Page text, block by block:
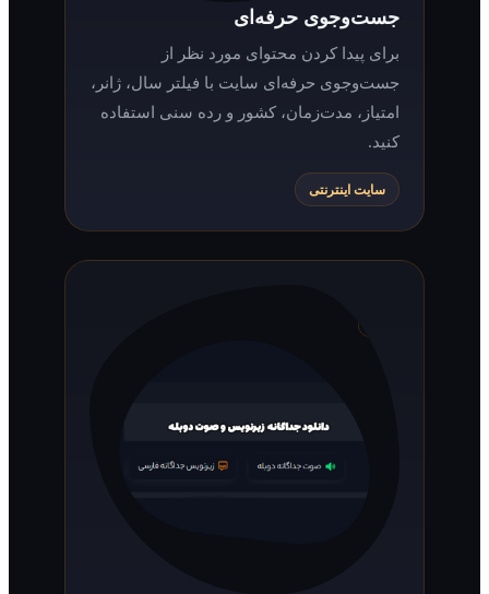
جست‌وجوی حرفه‌ای
برای پیدا کردن محتوای مورد نظر از
جست‌وجوی حرفه‌ای سایت با فیلتر سال، ژانر،
امتیاز، مدت‌زمان، کشور و رده سنی استفاده
سایت اینترنتی